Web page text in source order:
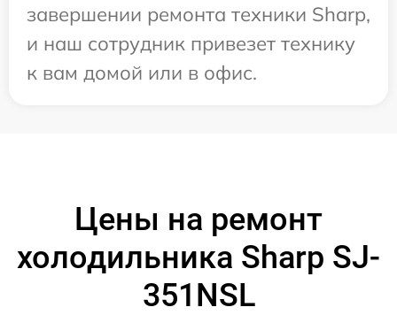
завершении ремонта техники Sharp,
и наш сотрудник привезет технику
к вам домой или в офис.
Цены на ремонт
холодильника Sharp SJ-
351NSL